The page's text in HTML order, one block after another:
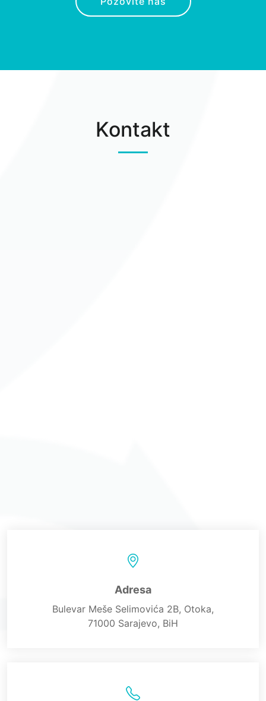
Kontakt
Adresa
Bulevar Meše Selimovića 2B, Otoka,
71000 Sarajevo, BiH